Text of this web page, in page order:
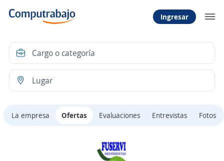
Ingresar
La empresa Ofertas Evaluaciones Entrevistas Fotos